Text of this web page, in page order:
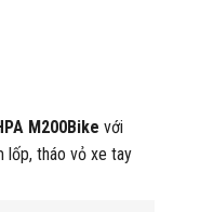
M200Bike với
lốp, tháo vỏ xe tay